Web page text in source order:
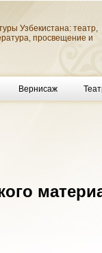
Узбекистана: театр,
просвещение и
Вернисаж